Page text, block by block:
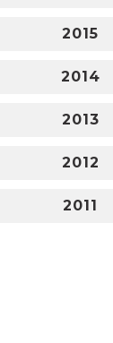
2015
2014
2013
2012
2011